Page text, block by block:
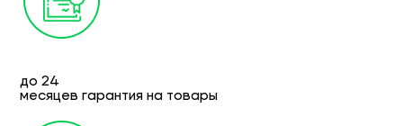
до 24
месяцев гарантия на товары